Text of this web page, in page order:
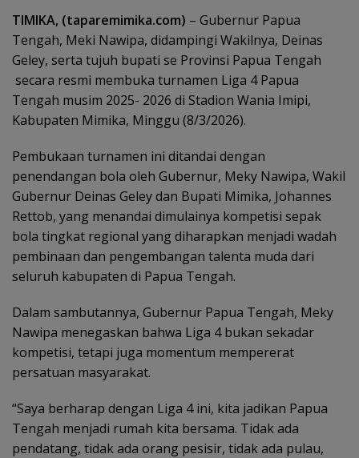
TIMIKA, (taparemimika.com) – Gubernur Papua
Tengah, Meki Nawipa, didampingi Wakilnya, Deinas
Geley, serta tujuh bupati se Provinsi Papua Tengah
secara resmi membuka turnamen Liga 4 Papua
Tengah musim 2025- 2026 di Stadion Wania Imipi,
Kabupaten Mimika, Minggu (8/3/2026).
Pembukaan turnamen ini ditandai dengan
penendangan bola oleh Gubernur, Meky Nawipa, Wakil
Gubernur Deinas Geley dan Bupati Mimika, Johannes
Rettob, yang menandai dimulainya kompetisi sepak
bola tingkat regional yang diharapkan menjadi wadah
pembinaan dan pengembangan talenta muda dari
seluruh kabupaten di Papua Tengah.
Dalam sambutannya, Gubernur Papua Tengah, Meky
Nawipa menegaskan bahwa Liga 4 bukan sekadar
kompetisi, tetapi juga momentum mempererat
persatuan masyarakat.
“Saya berharap dengan Liga 4 ini, kita jadikan Papua
Tengah menjadi rumah kita bersama. Tidak ada
pendatang, tidak ada orang pesisir, tidak ada pulau,